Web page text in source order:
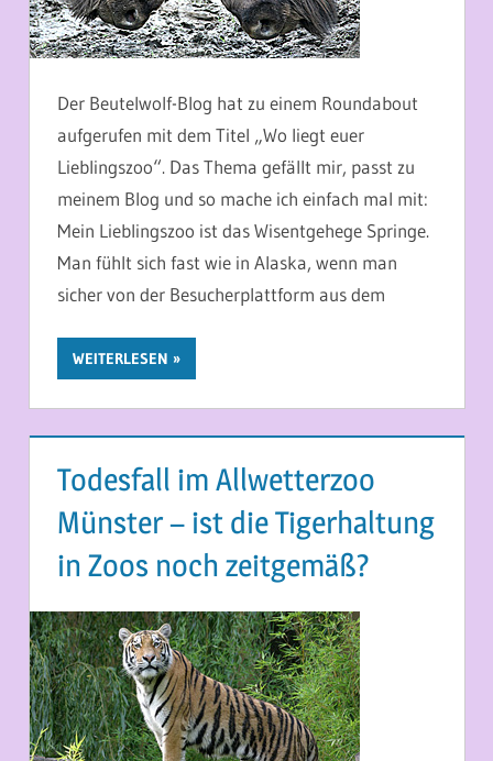
Der Beutelwolf-Blog hat zu einem Roundabout
aufgerufen mit dem Titel „Wo liegt euer
Lieblingszoo“. Das Thema gefällt mir, passt zu
meinem Blog und so mache ich einfach mal mit:
Mein Lieblingszoo ist das Wisentgehege Springe.
Man fühlt sich fast wie in Alaska, wenn man
sicher von der Besucherplattform aus dem
WEITERLESEN
Todesfall im Allwetterzoo
Münster – ist die Tigerhaltung
in Zoos noch zeitgemäß?
21. SEPTEMBER 2013
MARTINA BERG